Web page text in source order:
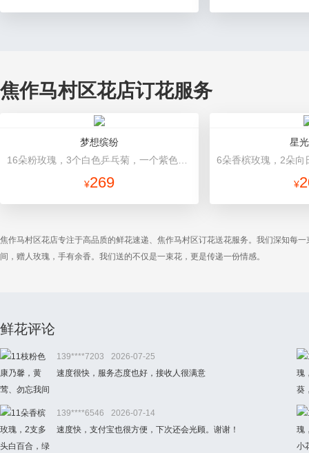
焦作马村区花店订花服务
梦想缤纷
¥269
星
¥
焦作马村区花店专注于高品质的鲜花速递、焦作马村区订花送花服务。我们深知每
间，赠人玫瑰，手有余香。我们送的不仅是一束花，更是传递一份情感。
鲜花评论
139****7203
2026-07-25
速度很快，服务态度也好，接收人很满意
139****6546
2026-07-14
速度快，支付宝也很方便，下次还会光顾。谢谢！